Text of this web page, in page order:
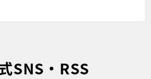
SNS・RSS